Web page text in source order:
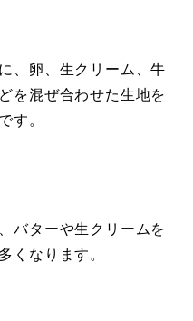
、卵、生クリーム、牛
を混ぜ合わせた生地を
す。
バターや生クリームを
くなります。